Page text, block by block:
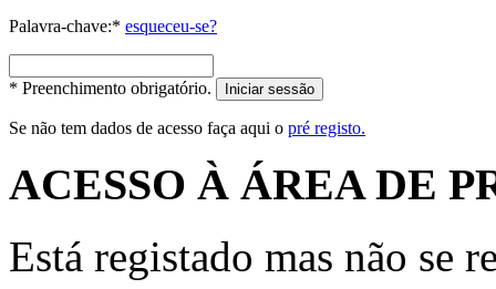
Palavra-chave:* esqueceu-se?
* Preenchimento obrigatório. Iniciar sessão
Se não tem dados de acesso faça aqui o pré registo.
ACESSO À ÁREA DE
Está registado mas não se